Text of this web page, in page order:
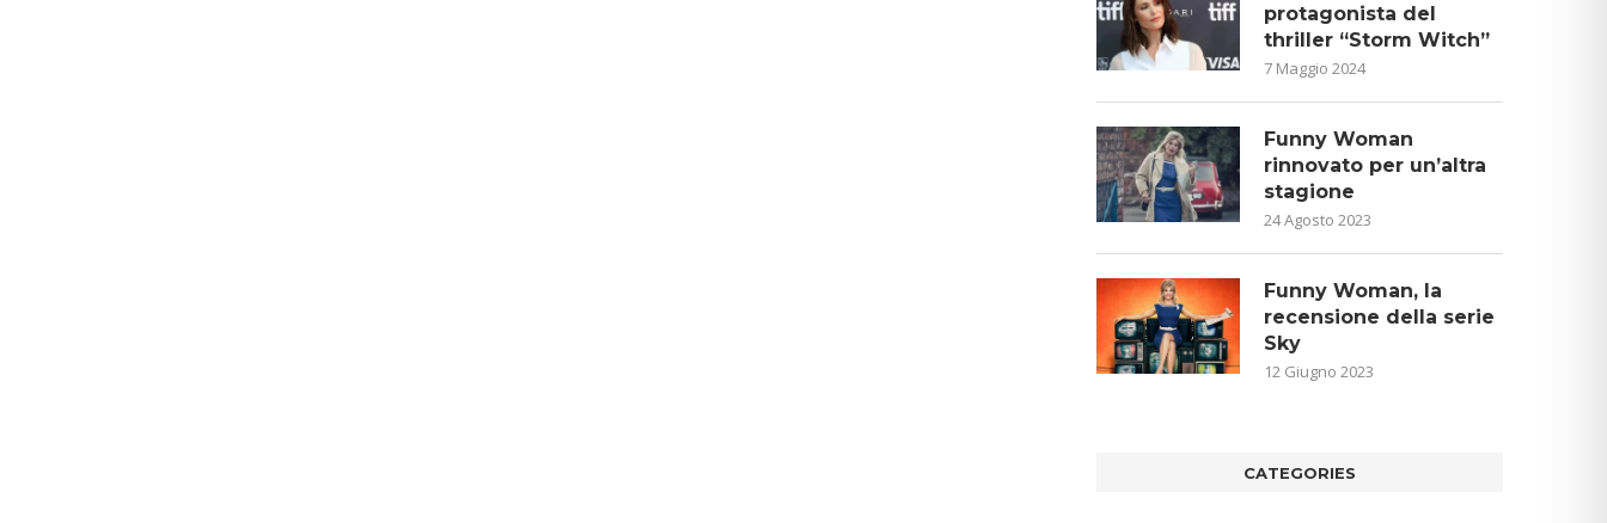
protagonista del
thriller “Storm Witch”
7 Maggio 2024
Funny Woman
rinnovato per un’altra
stagione
24 Agosto 2023
Funny Woman, la
recensione della serie
Sky
12 Giugno 2023
CATEGORIES